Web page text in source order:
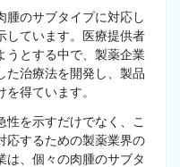
腫のサブタイプに対応し
しています。医療提供者
うとする中で、製薬企業
た治療法を開発し、製品
得ています。
性を示すだけでなく、こ
応するための製薬業界の
は、個々の肉腫のサブタ